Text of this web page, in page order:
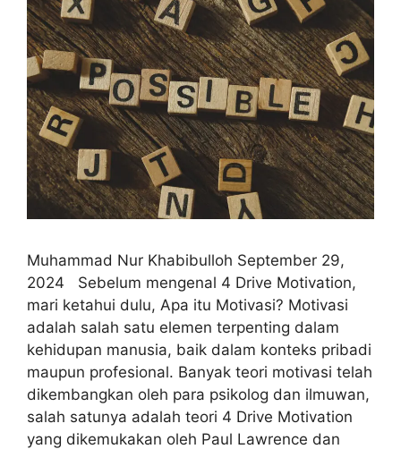
Muhammad Nur Khabibulloh September 29,
2024 Sebelum mengenal 4 Drive Motivation,
mari ketahui dulu, Apa itu Motivasi? Motivasi
adalah salah satu elemen terpenting dalam
kehidupan manusia, baik dalam konteks pribadi
maupun profesional. Banyak teori motivasi telah
dikembangkan oleh para psikolog dan ilmuwan,
salah satunya adalah teori 4 Drive Motivation
yang dikemukakan oleh Paul Lawrence dan